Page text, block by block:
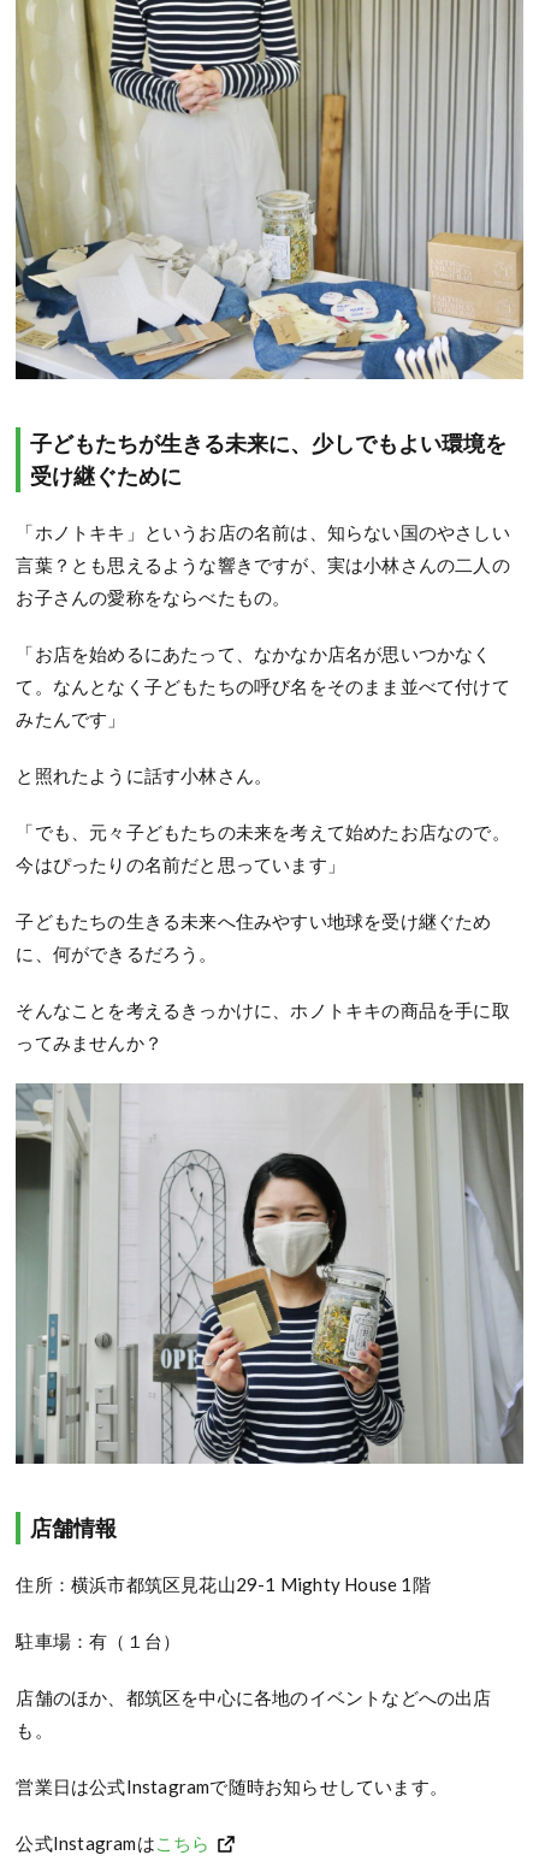
子どもたちが生きる未来に、少しでもよい環境を
受け継ぐために
「ホノトキキ」というお店の名前は、知らない国のやさしい
言葉？とも思えるような響きですが、実は小林さんの二人の
お子さんの愛称をならべたもの。
「お店を始めるにあたって、なかなか店名が思いつかなく
て。なんとなく子どもたちの呼び名をそのまま並べて付けて
みたんです」
と照れたように話す小林さん。
「でも、元々子どもたちの未来を考えて始めたお店なので。
今はぴったりの名前だと思っています」
子どもたちの生きる未来へ住みやすい地球を受け継ぐため
に、何ができるだろう。
そんなことを考えるきっかけに、ホノトキキの商品を手に取
ってみませんか？
店舗情報
住所：横浜市都筑区見花山29-1 Mighty House 1階
駐車場：有（１台）
店舗のほか、都筑区を中心に各地のイベントなどへの出店
も。
営業日は公式Instagramで随時お知らせしています。
公式Instagramはこちら